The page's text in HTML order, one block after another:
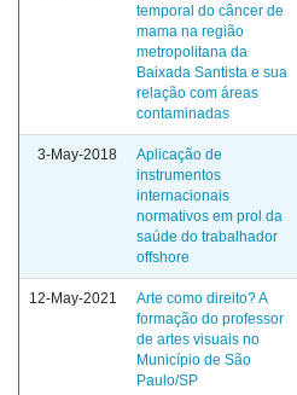
temporal do câncer de
mama na região
metropolitana da
Baixada Santista e sua
relação com áreas
contaminadas
3-May-2018
Aplicação de
instrumentos
internacionais
normativos em prol da
saúde do trabalhador
offshore
12-May-2021
Arte como direito? A
formação do professor
de artes visuais no
Município de São
Paulo/SP